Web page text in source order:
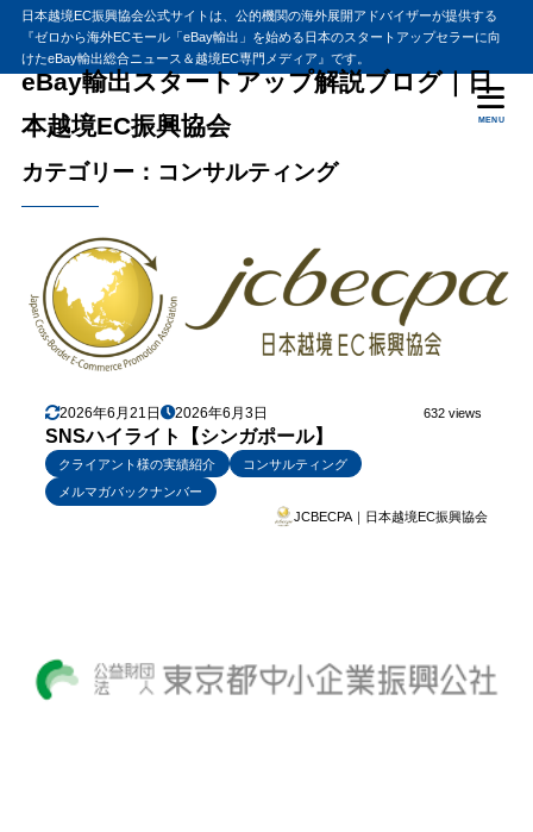
日本越境EC振興協会公式サイトは、公的機関の海外展開アドバイザーが提供する
『ゼロから海外ECモール「eBay輸出」を始める日本のスタートアップセラーに向
けたeBay輸出総合ニュース＆越境EC専門メディア』です。
eBay輸出スタートアップ解説ブログ｜日
本越境EC振興協会
MENU
カテゴリー：コンサルティング
2026年6月21日 2026年6月3日 632 views
SNSハイライト【シンガポール】
クライアント様の実績紹介
コンサルティング
メルマガバックナンバー
JCBECPA｜日本越境EC振興協会